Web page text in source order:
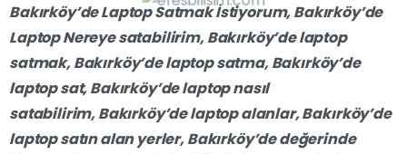
Bakırköy’de Laptop Satmak İstiyorum,Bakırköy’de
Laptop Nereye satabilirim,Bakırköy’delaptop
satmak,Bakırköy’delaptop satma,Bakırköy’de
laptop sat,Bakırköy’delaptop nasıl
satabilirim,Bakırköy’delaptop alanlar,Bakırköy’de
laptop satın alan yerler,Bakırköy’dedeğerinde